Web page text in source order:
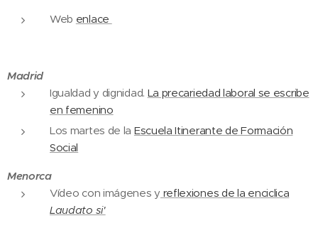
Web enlace
Madrid
Igualdad y dignidad. La precariedad laboral se escribe
en femenino
Los martes de la Escuela Itinerante de Formación
Social
Menorca
Vídeo con imágenes y reflexiones de la enciclica
Laudato si'